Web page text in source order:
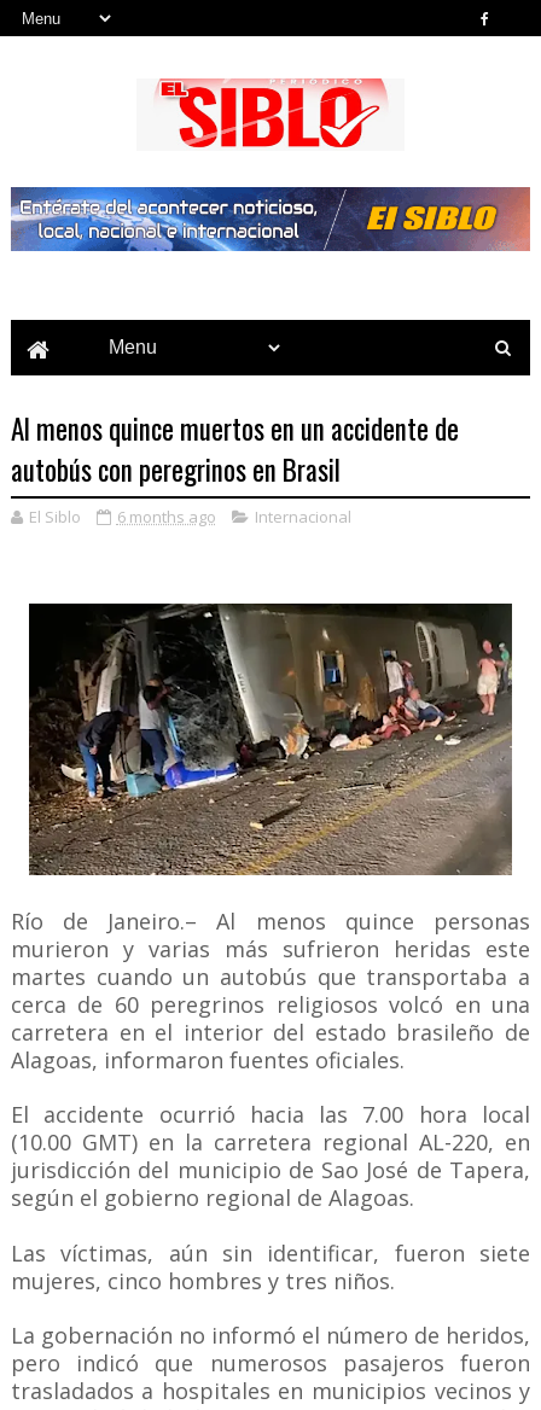
Al menos quince muertos en un accidente de
autobús con peregrinos en Brasil
El Siblo 6 months ago Internacional
Río de Janeiro.– Al menos quince personas
murieron y varias más sufrieron heridas este
martes cuando un autobús que transportaba a
cerca de 60 peregrinos religiosos volcó en una
carretera en el interior del estado brasileño de
Alagoas, informaron fuentes oficiales.
El accidente ocurrió hacia las 7.00 hora local
(10.00 GMT) en la carretera regional AL-220, en
jurisdicción del municipio de Sao José de Tapera,
según el gobierno regional de Alagoas.
Las víctimas, aún sin identificar, fueron siete
mujeres, cinco hombres y tres niños.
La gobernación no informó el número de heridos,
pero indicó que numerosos pasajeros fueron
trasladados a hospitales en municipios vecinos y